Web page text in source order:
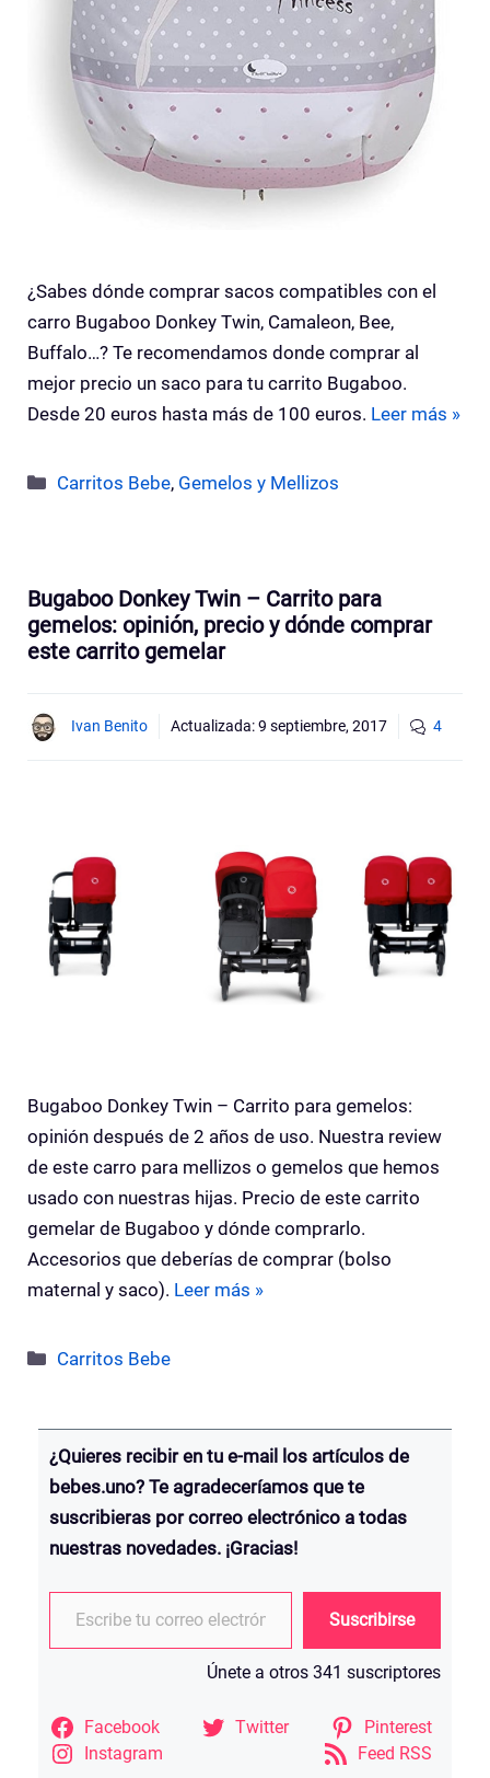
¿Sabes dónde comprar sacos compatibles con el
carro Bugaboo Donkey Twin, Camaleon, Bee,
Buffalo…? Te recomendamos donde comprar al
mejor precio un saco para tu carrito Bugaboo.
Desde 20 euros hasta más de 100 euros. Leer más »
Categorías
Carritos Bebe, Gemelos y Mellizos
Bugaboo Donkey Twin – Carrito para
gemelos: opinión, precio y dónde comprar
este carrito gemelar
Ivan Benito Actualizada:9 septiembre, 2017 4
Bugaboo Donkey Twin – Carrito para gemelos:
opinión después de 2 años de uso. Nuestra review
de este carro para mellizos o gemelos que hemos
usado con nuestras hijas. Precio de este carrito
gemelar de Bugaboo y dónde comprarlo.
Accesorios que deberías de comprar (bolso
maternal y saco). Leer más »
Categorías
Carritos Bebe
¿Quieres recibir en tu e-mail los artículos de
bebes.uno? Te agradeceríamos que te
suscribieras por correo electrónico a todas
nuestras novedades. ¡Gracias!
Escribe tu correo electrónico…
Suscribirse
Únete a otros 341 suscriptores
Facebook Twitter
Pinterest
Instagram
Feed RSS